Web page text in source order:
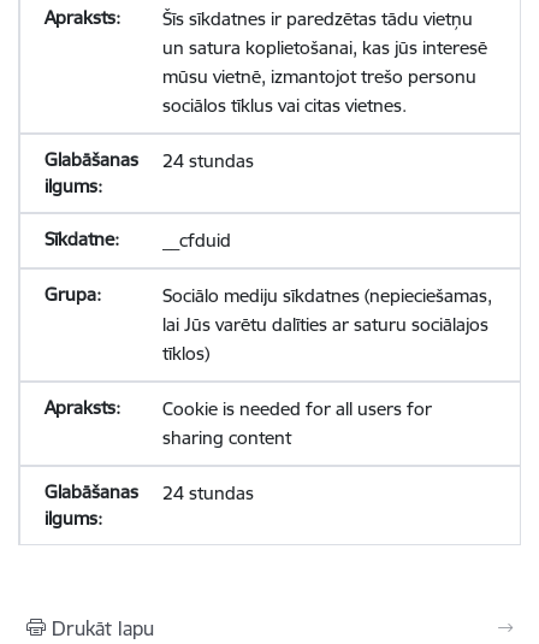
Šīs sīkdatnes ir paredzētas tādu vietņu
un satura koplietošanai, kas jūs interesē
mūsu vietnē, izmantojot trešo personu
sociālos tīklus vai citas vietnes.
24 stundas
__cfduid
Sociālo mediju sīkdatnes (nepieciešamas,
lai Jūs varētu dalīties ar saturu sociālajos
tīklos)
Cookie is needed for all users for
sharing content
24 stundas
Drukāt lapu